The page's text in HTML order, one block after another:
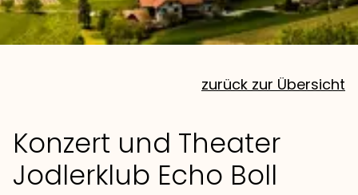
zurück zur Übersicht
Konzert und Theater
Jodlerklub Echo Boll